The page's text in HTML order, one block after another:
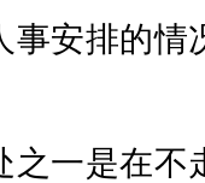
事安排的情
一是在不